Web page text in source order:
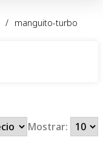
/ manguito-turbo
Mostrar: